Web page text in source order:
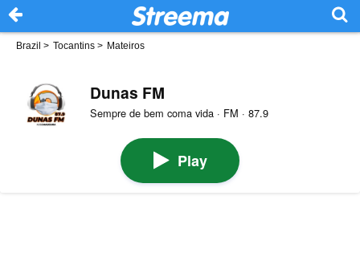
Brazil > Tocantins > Mateiros
Dunas FM
Sempre de bem coma vida · FM · 87.9
Play